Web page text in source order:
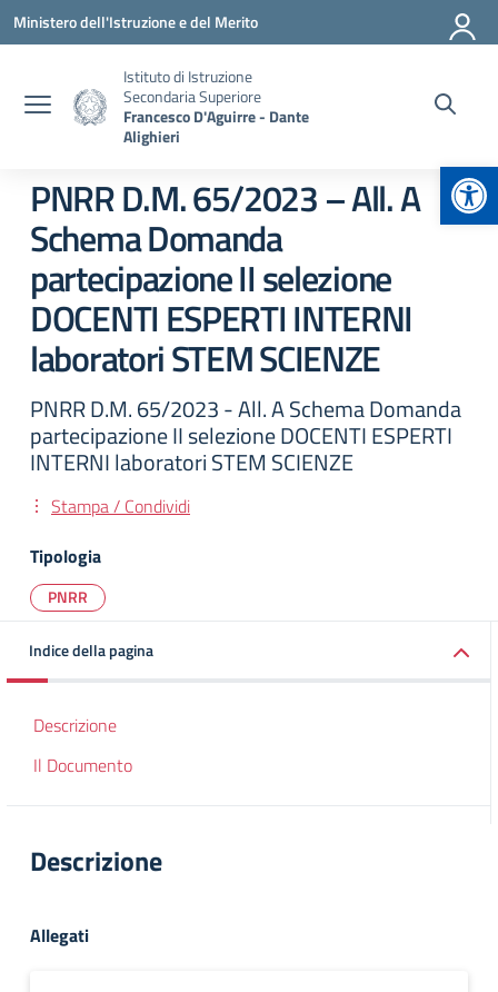
Vai ai contenuti
Vai al menu di navigazione
Vai al footer
Ministero dell'Istruzione e del Merito
Istituto di Istruzione
Secondaria Superiore
Francesco D'Aguirre - Dante
Alighieri
PNRR D.M. 65/2023 – All. A
Schema Domanda
partecipazione II selezione
DOCENTI ESPERTI INTERNI
laboratori STEM SCIENZE
PNRR D.M. 65/2023 - All. A Schema Domanda
partecipazione II selezione DOCENTI ESPERTI
INTERNI laboratori STEM SCIENZE
Stampa / Condividi
Tipologia
PNRR
Indice della pagina
Descrizione
Il Documento
Descrizione
Allegati